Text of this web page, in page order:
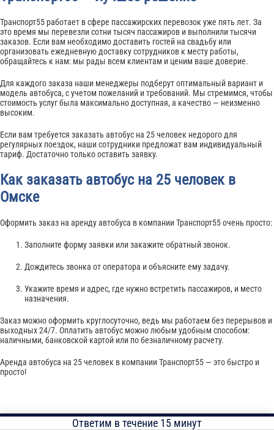
Транспорт55 работает в сфере пассажирских перевозок уже пять лет. За
это время мы перевезли сотни тысяч пассажиров и выполнили тысячи
заказов. Если вам необходимо доставить гостей на свадьбу или
организовать ежедневную доставку сотрудников к месту работы,
обращайтесь к нам: мы рады всем клиентам и ценим ваше доверие.
Для каждого заказа наши менеджеры подберут оптимальный вариант и
модель автобуса, с учетом пожеланий и требований. Мы стремимся, чтобы
стоимость услуг была максимально доступная, а качество — неизменно
высоким.
Если вам требуется заказать автобус на 25 человек недорого для
регулярных поездок, наши сотрудники предложат вам индивидуальный
тариф. Достаточно только оставить заявку.
Как заказать автобус на 25 человек в
Омске
Оформить заказ на аренду автобуса в компании Транспорт55 очень просто:
Заполните форму заявки или закажите обратный звонок.
Дождитесь звонка от оператора и объясните ему задачу.
Укажите время и адрес, где нужно встретить пассажиров, и место
назначения.
Заказ можно оформить круглосуточно, ведь мы работаем без перерывов и
выходных 24/7. Оплатить автобус можно любым удобным способом:
наличными, банковской картой или по безналичному расчету.
Аренда автобуса на 25 человек в компании Транспорт55 — это быстро и
просто!
Ответим в течение 15 минут